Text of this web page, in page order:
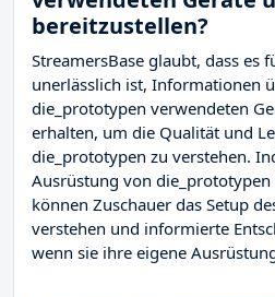
bereitzustellen?
StreamersBase glaubt, dass es
unerlässlich ist, Informationen
die_prototypen verwendeten
erhalten, um die Qualität und
die_prototypen zu verstehen.
Ausrüstung von
können Zuschauer das Setup
verstehen und informierte
wenn sie ihre eigene